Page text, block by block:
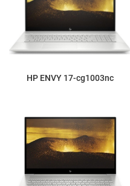
HP ENVY 17-cg1003nc